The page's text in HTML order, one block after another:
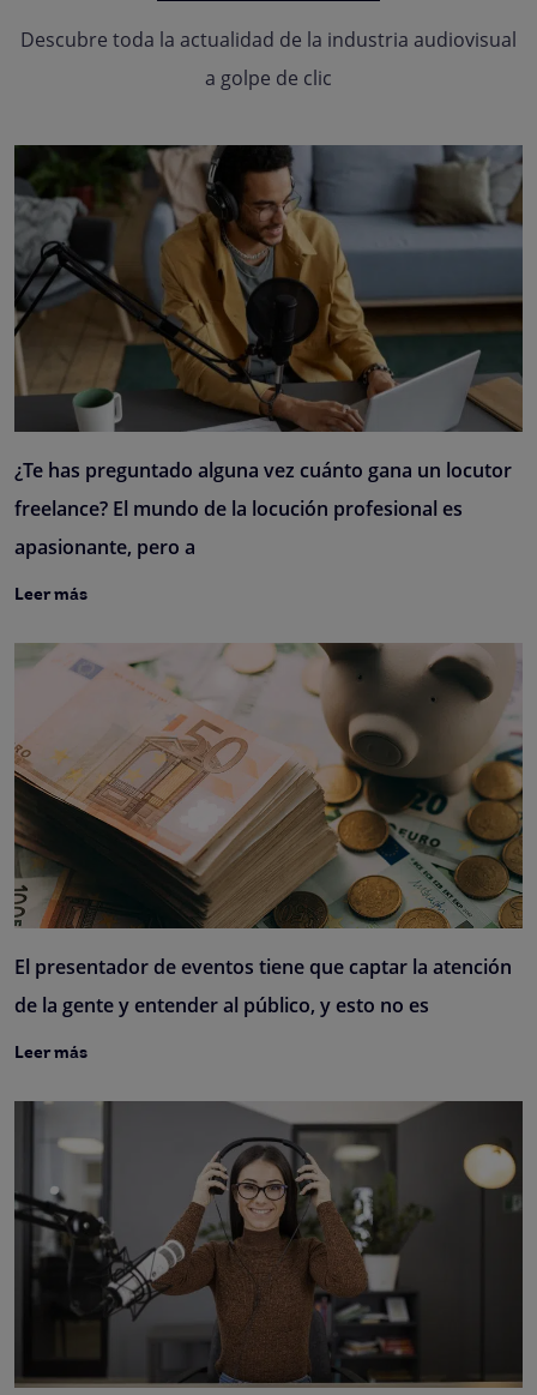
Descubre toda la actualidad de la industria audiovisual
a golpe de clic
¿Te has preguntado alguna vez cuánto gana un locutor
freelance? El mundo de la locución profesional es
apasionante, pero a
Leer más
El presentador de eventos tiene que captar la atención
de la gente y entender al público, y esto no es
Leer más